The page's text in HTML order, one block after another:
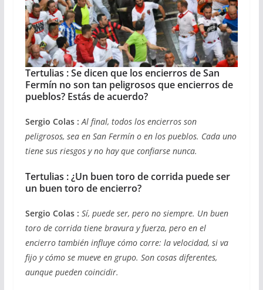
Tertulias : Se dicen que los encierros de San
Fermín no son tan peligrosos que encierros de
pueblos? Estás de acuerdo?
Sergio Colas : Al final, todos los encierros son
peligrosos, sea en San Fermín o en los pueblos. Cada uno
tiene sus riesgos y no hay que confiarse nunca.
Tertulias : ¿Un buen toro de corrida puede ser
un buen toro de encierro?
Sergio Colas : Sí, puede ser, pero no siempre. Un buen
toro de corrida tiene bravura y fuerza, pero en el
encierro también influye cómo corre: la velocidad, si va
fijo y cómo se mueve en grupo. Son cosas diferentes,
aunque pueden coincidir.